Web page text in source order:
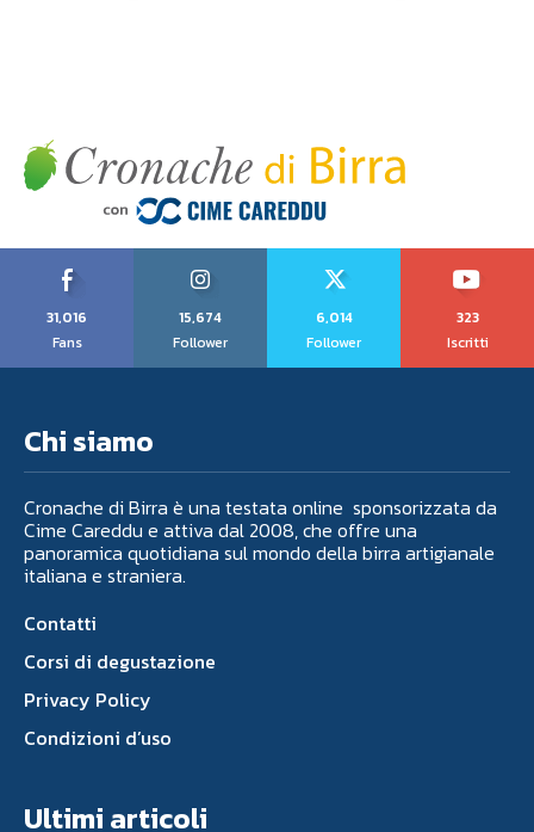
31,016
Fans
15,674
Follower
6,014
Follower
323
Iscritti
Chi siamo
Cronache di Birra è una testata online sponsorizzata da
Cime Careddu e attiva dal 2008, che offre una
panoramica quotidiana sul mondo della birra artigianale
italiana e straniera.
Contatti
Corsi di degustazione
Privacy Policy
Condizioni d’uso
Ultimi articoli